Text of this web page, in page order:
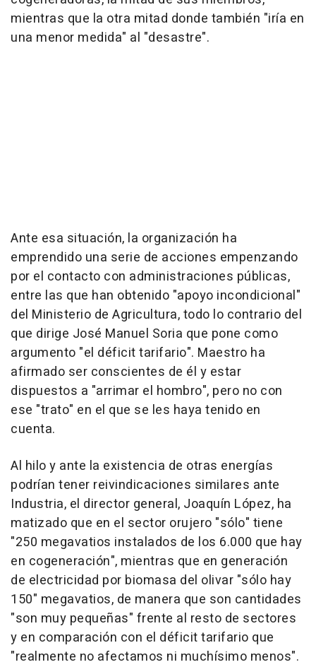
mientras que la otra mitad donde también "iría en
una menor medida" al "desastre".
Ante esa situación, la organización ha
emprendido una serie de acciones empenzando
por el contacto con administraciones públicas,
entre las que han obtenido "apoyo incondicional"
del Ministerio de Agricultura, todo lo contrario del
que dirige José Manuel Soria que pone como
argumento "el déficit tarifario". Maestro ha
afirmado ser conscientes de él y estar
dispuestos a "arrimar el hombro", pero no con
ese "trato" en el que se les haya tenido en
cuenta.
Al hilo y ante la existencia de otras energías
podrían tener reivindicaciones similares ante
Industria, el director general, Joaquín López, ha
matizado que en el sector orujero "sólo" tiene
"250 megavatios instalados de los 6.000 que hay
en cogeneración", mientras que en generación
de electricidad por biomasa del olivar "sólo hay
150" megavatios, de manera que son cantidades
"son muy pequeñas" frente al resto de sectores
y en comparación con el déficit tarifario que
"realmente no afectamos ni muchísimo menos".